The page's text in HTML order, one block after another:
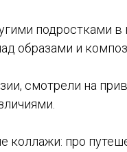
подростками в
образами и
смотрели на
коллажи: про